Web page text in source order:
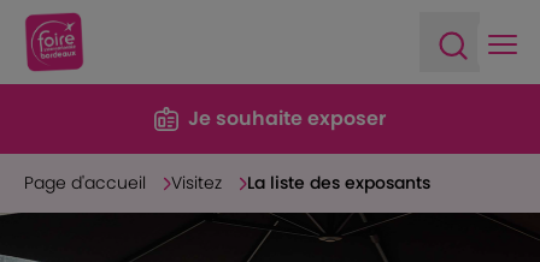
Je souhaite exposer
Page d'accueil Visitez La liste des exposants